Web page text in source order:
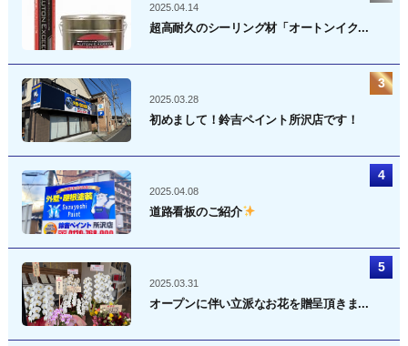
2025.04.14
超高耐久のシーリング材「オートンイク...
2025.03.28
初めまして！鈴吉ペイント所沢店です！
2025.04.08
道路看板のご紹介
2025.03.31
オープンに伴い立派なお花を贈呈頂きま...